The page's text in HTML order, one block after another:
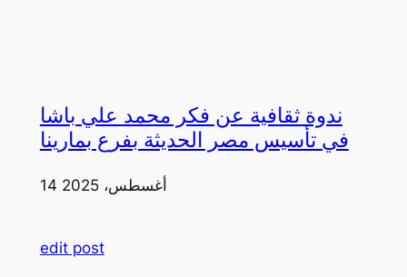
ندوة ثقافية عن فكر محمد علي باشا
في تأسيس مصر الحديثة بفرع بمارينا
14 أغسطس، 2025
edit post